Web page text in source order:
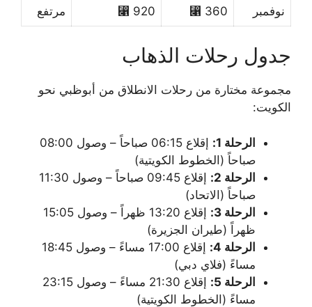
نوفمبر 360 ⃁
920 ⃁ مرتفع
جدول رحلات الذهاب
مجموعة مختارة من رحلات الانطلاق من أبوظبي نحو
الكويت:
الرحلة 1:
إقلاع 06:15 صباحاً – وصول 08:00
صباحاً (الخطوط الكويتية)
الرحلة 2:
إقلاع 09:45 صباحاً – وصول 11:30
صباحاً (الاتحاد)
الرحلة 3:
إقلاع 13:20 ظهراً – وصول 15:05
ظهراً (طيران الجزيرة)
الرحلة 4:
إقلاع 17:00 مساءً – وصول 18:45
مساءً (فلاي دبي)
الرحلة 5:
إقلاع 21:30 مساءً – وصول 23:15
مساءً (الخطوط الكويتية)